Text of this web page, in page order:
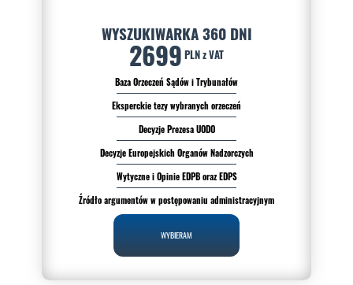
WYSZUKIWARKA 360 DNI
2699 PLN z VAT
Baza Orzeczeń Sądów i Trybunałów
Eksperckie tezy wybranych orzeczeń
Decyzje Prezesa UODO
Decyzje Europejskich Organów Nadzorczych
Wytyczne i Opinie EDPB oraz EDPS
Źródło argumentów w postępowaniu administracyjnym
WYBIERAM